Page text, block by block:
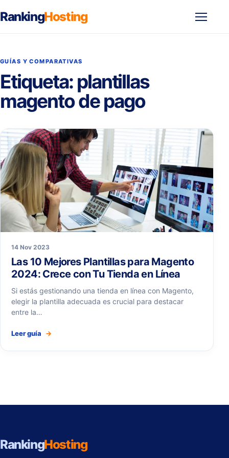
RankingHosting
GUÍAS Y COMPARATIVAS
Etiqueta: plantillas
magento de pago
14 Nov 2023
Las 10 Mejores Plantillas para Magento
2024: Crece con Tu Tienda en Línea
Si estás gestionando una tienda en línea con Magento,
elegir la plantilla adecuada es crucial para destacar
entre la…
Leer guía →
RankingHosting